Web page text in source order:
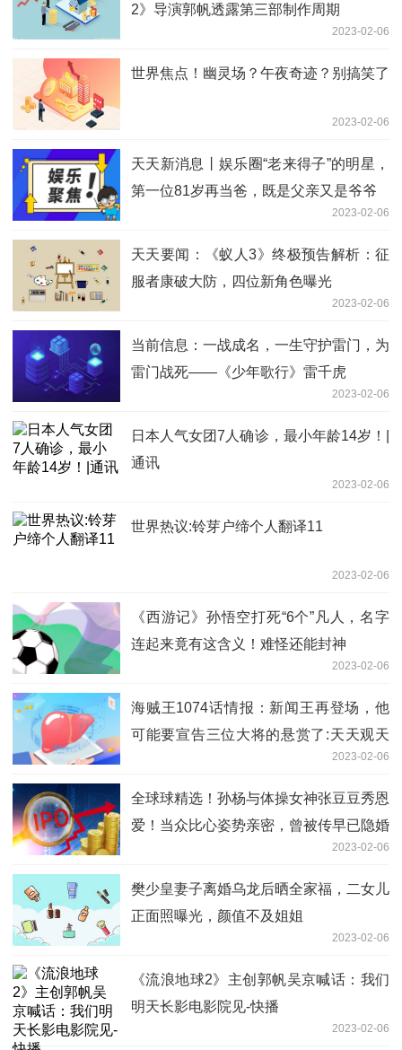
2》导演郭帆透露第三部制作周期
2023-02-06
世界焦点！幽灵场？午夜奇迹？别搞笑了
2023-02-06
天天新消息丨娱乐圈“老来得子”的明星，
第一位81岁再当爸，既是父亲又是爷爷
2023-02-06
天天要闻：《蚁人3》终极预告解析：征
服者康破大防，四位新角色曝光
2023-02-06
当前信息：一战成名，一生守护雷门，为
雷门战死——《少年歌行》雷千虎
2023-02-06
日本人气女团7人确诊，最小年龄14岁！|
通讯
2023-02-06
世界热议:铃芽户缔个人翻译11
2023-02-06
《西游记》孙悟空打死“6个”凡人，名字
连起来竟有这含义！难怪还能封神
2023-02-06
海贼王1074话情报：新闻王再登场，他
可能要宣告三位大将的悬赏了:天天观天
2023-02-06
全球球精选！孙杨与体操女神张豆豆秀恩
爱！当众比心姿势亲密，曾被传早已隐婚
2023-02-06
樊少皇妻子离婚乌龙后晒全家福，二女儿
正面照曝光，颜值不及姐姐
2023-02-06
《流浪地球2》主创郭帆吴京喊话：我们
明天长影电影院见-快播
2023-02-06